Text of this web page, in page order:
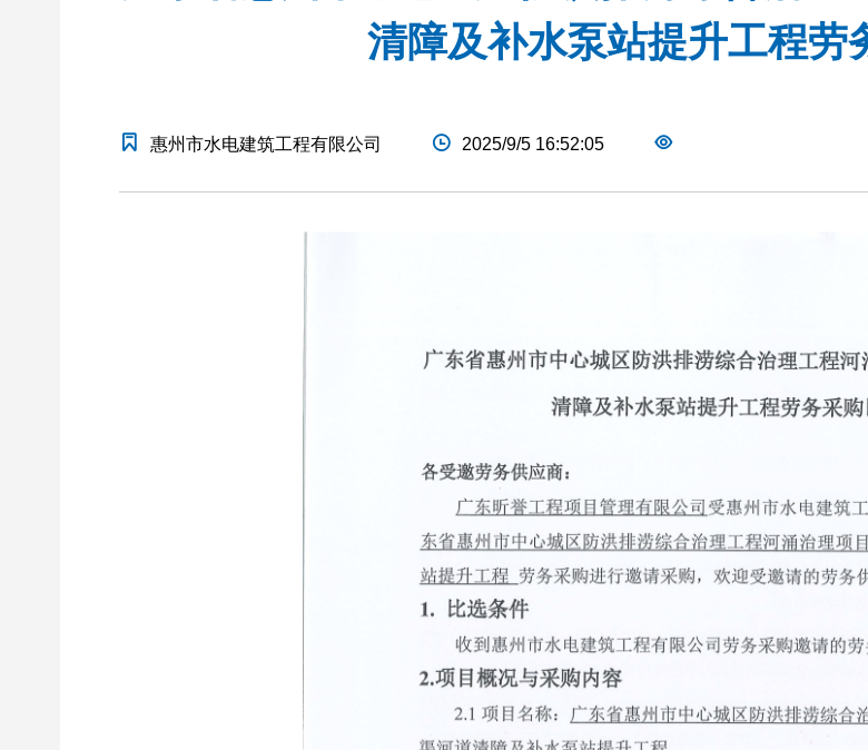
清障及补水泵站提升工程劳
惠州市水电建筑工程有限公司 2025/9/5 16:52:05